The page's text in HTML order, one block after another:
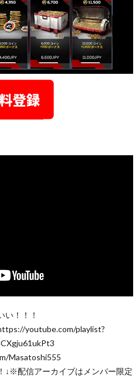
い！！！
youtube.com/playlist?
Masatoshi555
↓※配信アーカイブはメンバー限定